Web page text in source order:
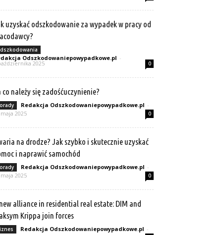
uzyskać odszkodowanie za wypadek w pracy od
Odszkodowaniepowypadkowe.pl -
2025 0
co należy się zadośćuczynienie?
Redakcja Odszkodowaniepowypadkowe.pl -
2025
0
na drodze? Jak szybko i skutecznie uzyskać
i naprawić samochód
Redakcja Odszkodowaniepowypadkowe.pl -
2025
0
alliance in residential real estate: DIM and
Krippa join forces
Redakcja Odszkodowaniepowypadkowe.pl -